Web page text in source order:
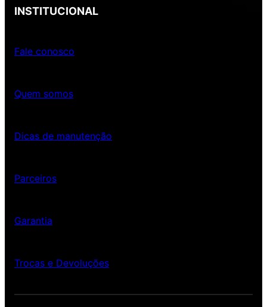
INSTITUCIONAL
Fale conosco
Quem somos
Dicas de manutenção
Parceiros
Garantia
Trocas e Devoluções